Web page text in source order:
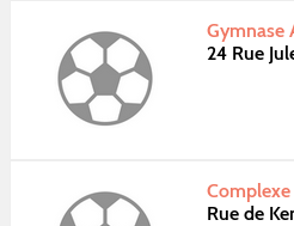
Gymnase
24 Rue
Rue de